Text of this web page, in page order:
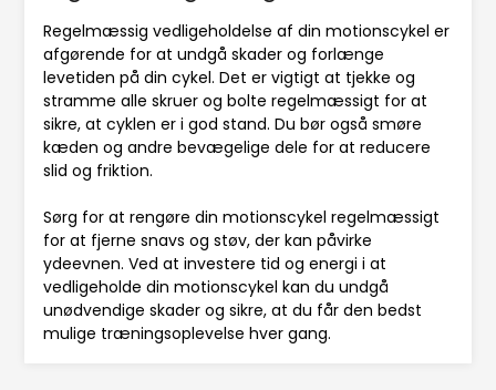
Regelmæssig vedligeholdelse af din motionscykel er
afgørende for at undgå skader og forlænge
levetiden på din cykel. Det er vigtigt at tjekke og
stramme alle skruer og bolte regelmæssigt for at
sikre, at cyklen er i god stand. Du bør også smøre
kæden og andre bevægelige dele for at reducere
slid og friktion.
Sørg for at rengøre din motionscykel regelmæssigt
for at fjerne snavs og støv, der kan påvirke
ydeevnen. Ved at investere tid og energi i at
vedligeholde din motionscykel kan du undgå
unødvendige skader og sikre, at du får den bedst
mulige træningsoplevelse hver gang.